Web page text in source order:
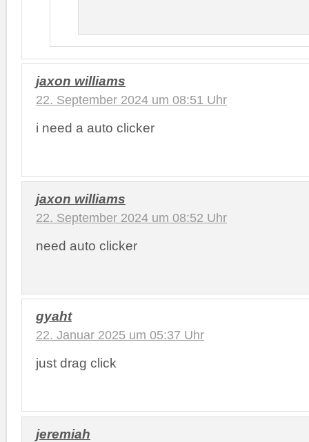
jaxon williams
22. September 2024 um 08:51 Uhr
i need a auto clicker
jaxon williams
22. September 2024 um 08:52 Uhr
need auto clicker
gyaht
22. Januar 2025 um 05:37 Uhr
just drag click
jeremiah